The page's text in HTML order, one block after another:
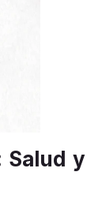
Salud y